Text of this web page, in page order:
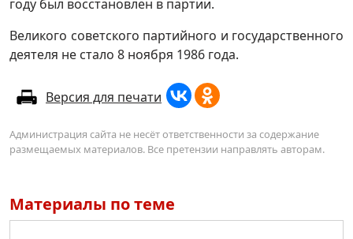
году был восстановлен в партии.
Великого советского партийного и государственного
деятеля не стало 8 ноября 1986 года.
Версия для печати
Администрация сайта не несёт ответственности за содержание
размещаемых материалов. Все претензии направлять авторам.
Материалы по теме